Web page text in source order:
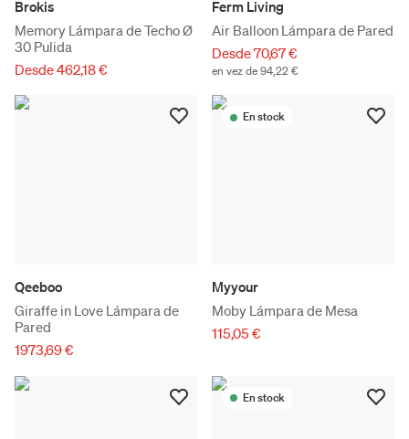
Brokis
Memory Lámpara de Techo Ø
30 Pulida
Desde 462,18 €
Ferm Living
Air Balloon Lámpara de Pared
Desde 70,67 €
en vez de 94,22 €
Qeeboo
Giraffe in Love Lámpara de
Pared
1973,69 €
En stock
Myyour
Moby Lámpara de Mesa
115,05 €
En stock